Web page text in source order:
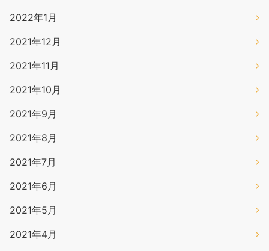
2022年1月
2021年12月
2021年11月
2021年10月
2021年9月
2021年8月
2021年7月
2021年6月
2021年5月
2021年4月